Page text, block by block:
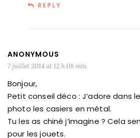
REPLY
ANONYMOUS
7 juillet 2014 at 12 h 08 min
Bonjour,
Petit conseil déco : J’adore dans
photo les casiers en métal.
Tu les as chiné j’imagine ? Cela
pour les jouets.